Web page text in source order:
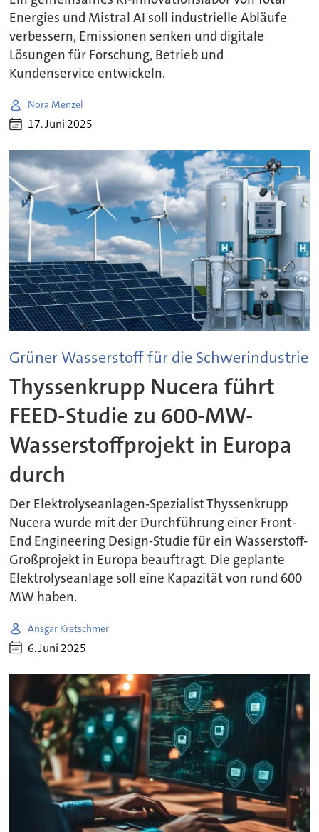
Energies und Mistral AI soll industrielle Abläufe
verbessern, Emissionen senken und digitale
Lösungen für Forschung, Betrieb und
Kundenservice entwickeln.
Nora Menzel
17. Juni 2025
Grüner Wasserstoff für die Schwerindustrie
Thyssenkrupp Nucera führt
FEED-Studie zu 600-MW-
Wasserstoffprojekt in Europa
durch
Der Elektrolyseanlagen-Spezialist Thyssenkrupp
Nucera wurde mit der Durchführung einer Front-
End Engineering Design-Studie für ein Wasserstoff-
Großprojekt in Europa beauftragt. Die geplante
Elektrolyseanlage soll eine Kapazität von rund 600
MW haben.
Ansgar Kretschmer
6. Juni 2025